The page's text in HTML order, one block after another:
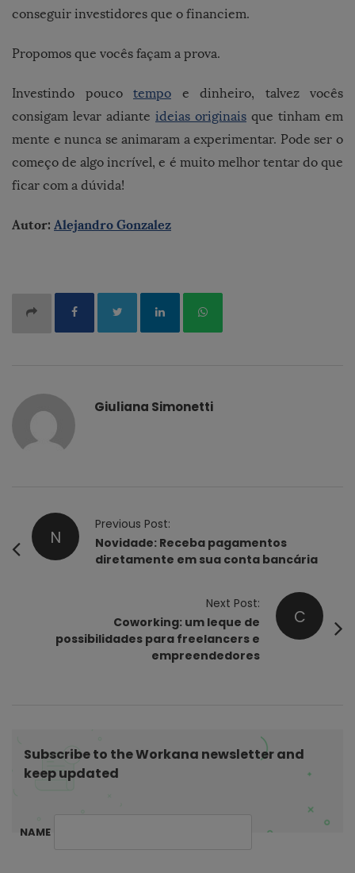
conseguir investidores que o financiem.
Propomos que vocês façam a prova.
Investindo pouco tempo e dinheiro, talvez vocês
consigam levar adiante ideias originais que tinham em
mente e nunca se animaram a experimentar. Pode ser o
começo de algo incrível, e é muito melhor tentar do que
ficar com a dúvida!
Autor: Alejandro Gonzalez
Giuliana Simonetti
N
Previous Post:
Novidade: Receba pagamentos
diretamente em sua conta bancária
C
Next Post:
Coworking: um leque de
possibilidades para freelancers e
empreendedores
Subscribe to the Workana newsletter and
keep updated
NAME